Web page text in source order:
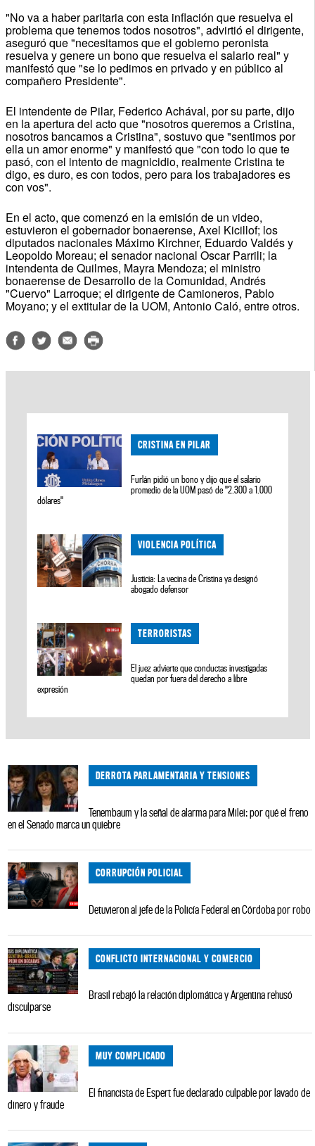
"No va a haber paritaria con esta inflación que resuelva el
problema que tenemos todos nosotros", advirtió el dirigente,
aseguró que "necesitamos que el gobierno peronista
resuelva y genere un bono que resuelva el salario real" y
manifestó que "se lo pedimos en privado y en público al
compañero Presidente".
El intendente de Pilar, Federico Achával, por su parte, dijo
en la apertura del acto que "nosotros queremos a Cristina,
nosotros bancamos a Cristina", sostuvo que "sentimos por
ella un amor enorme" y manifestó que "con todo lo que te
pasó, con el intento de magnicidio, realmente Cristina te
digo, es duro, es con todos, pero para los trabajadores es
con vos".
En el acto, que comenzó en la emisión de un video,
estuvieron el gobernador bonaerense, Axel Kicillof; los
diputados nacionales Máximo Kirchner, Eduardo Valdés y
Leopoldo Moreau; el senador nacional Oscar Parrili; la
intendenta de Quilmes, Mayra Mendoza; el ministro
bonaerense de Desarrollo de la Comunidad, Andrés
"Cuervo" Larroque; el dirigente de Camioneros, Pablo
Moyano; y el extitular de la UOM, Antonio Caló, entre otros.
CRISTINA EN PILAR
Furlán pidió un bono y dijo que el salario
promedio de la UOM pasó de "2.300 a 1.000
dólares"
VIOLENCIA POLÍTICA
Justicia: La vecina de Cristina ya designó
abogado defensor
TERRORISTAS
El juez advierte que conductas investigadas
quedan por fuera del derecho a libre
expresión
DERROTA PARLAMENTARIA Y TENSIONES
Tenembaum y la señal de alarma para Milei: por qué el freno
en el Senado marca un quiebre
CORRUPCIÓN POLICIAL
Detuvieron al jefe de la Policía Federal en Córdoba por robo
CONFLICTO INTERNACIONAL Y COMERCIO
Brasil rebajó la relación diplomática y Argentina rehusó
disculparse
MUY COMPLICADO
El financista de Espert fue declarado culpable por lavado de
dinero y fraude